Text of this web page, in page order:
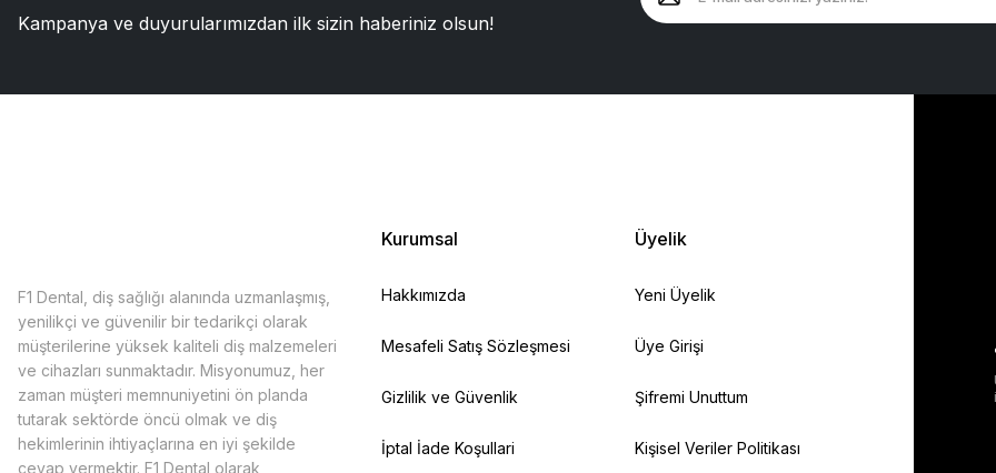
Kampanya ve duyurularımızdan ilk sizin haberiniz olsun!
F1 Dental, diş sağlığı alanında uzmanlaşmış,
yenilikçi ve güvenilir bir tedarikçi olarak
müşterilerine yüksek kaliteli diş malzemeleri
ve cihazları sunmaktadır. Misyonumuz, her
zaman müşteri memnuniyetini ön planda
tutarak sektörde öncü olmak ve diş
hekimlerinin ihtiyaçlarına en iyi şekilde
cevap vermektir. F1 Dental olarak
Kurumsal
Hakkımızda
Mesafeli Satış Sözleşmesi
Gizlilik ve Güvenlik
İptal İade Koşullari
Üyelik
Yeni Üyelik
Üye Girişi
Şifremi Unuttum
Kişisel Veriler Politikası